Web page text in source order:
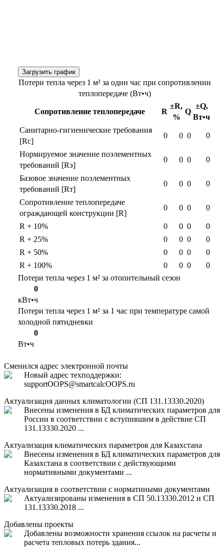
Загрузить график
Потери тепла через 1 м² за один час при сопротивлении
теплопередаче (Вт•ч)
Сопротивление теплопередаче R
±R,
%
Q
±Q,
Вт•ч
Санитарно-гигиенические требования
[Rс]
0 0 0 0
Нормируемое значение поэлементных
требований [Rэ]
0 0 0 0
Базовое значение поэлементных
требований [Rт]
0 0 0 0
Сопротивление теплопередаче
ограждающей конструкции [R]
0 0 0 0
R + 10% 0 0 0
0
R + 25%
0 0 0
0
R + 50%
0 0 0
0
R + 100%
0 0 0
0
Потери тепла через 1 м² за отопительный сезон
0
кВт•ч
Потери тепла через 1 м² за 1 час при температуре самой
холодной пятидневки
0
Вт•ч
Сменился адрес электронной почты
Новый адрес техподдержки:
supportOOPS@smartcalcOOPS.ru
Актуализация данных климатологии (СП 131.13330.2020)
Внесены изменения в БД климатических параметров для
России в соответствии с вступившим в действие СП
131.13330.2020 ...
Актуализация климатических параметров для Казахстана
Внесены изменения в БД климатических параметров для
Казахстана в соответствии с действующими
нормативными документами ...
Актуализация в соответствии с норматиными документами
Актуализированы изменения в СП 50.13330.2012 и СП
131.13330.2018 ...
Добавлены проекты
Добавлены возможности хранения ссылок на расчеты и
расчета тепловых потерь здания...